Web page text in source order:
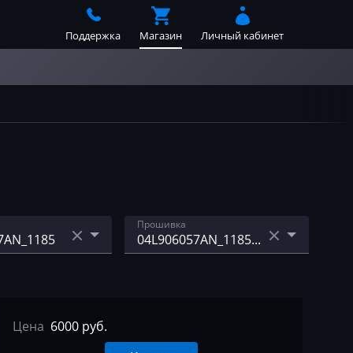
Поддержка Магазин Личный кабинет
Прошивка
Цена 6000 руб.